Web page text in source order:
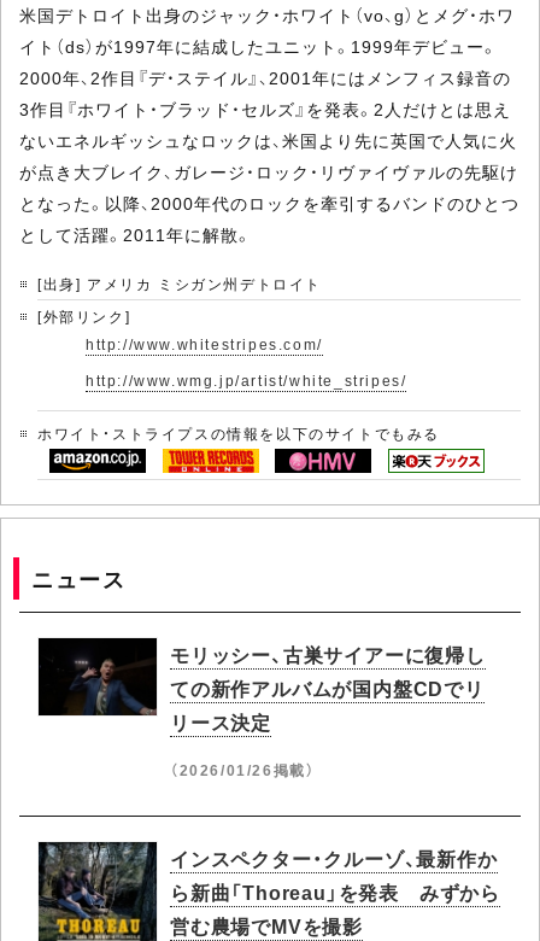
米国デトロイト出身のジャック・ホワイト（vo、g）とメグ・ホワ
イト（ds）が1997年に結成したユニット。1999年デビュー。
2000年、2作目『デ・ステイル』、2001年にはメンフィス録音の
3作目『ホワイト・ブラッド・セルズ』を発表。2人だけとは思え
ないエネルギッシュなロックは、米国より先に英国で人気に火
が点き大ブレイク、ガレージ・ロック・リヴァイヴァルの先駆け
となった。以降、2000年代のロックを牽引するバンドのひとつ
として活躍。2011年に解散。
[出身] アメリカ ミシガン州デトロイト
[外部リンク]
http://www.whitestripes.com/
http://www.wmg.jp/artist/white_stripes/
ホワイト・ストライプスの情報を以下のサイトでもみる
ニュース
モリッシー、古巣サイアーに復帰し
ての新作アルバムが国内盤CDでリ
リース決定
（2026/01/26掲載）
インスペクター・クルーゾ、最新作か
ら新曲「Thoreau」を発表 みずから
営む農場でMVを撮影